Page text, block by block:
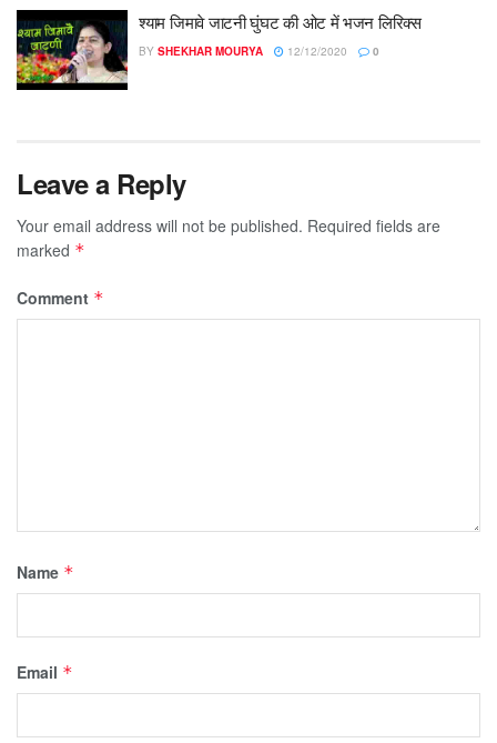
श्याम जिमावे जाटनी घुंघट की ओट में भजन लिरिक्स
BY SHEKHAR MOURYA 12/12/2020 0
Leave a Reply
Your email address will not be published. Required fields are
marked *
Comment *
Name *
Email *